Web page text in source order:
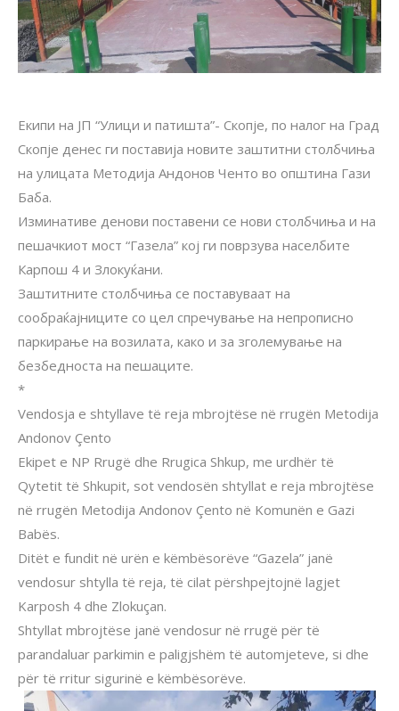
Екипи на ЈП “Улици и патишта”- Скопје, по налог на Град
Скопје денес ги поставија новите заштитни столбчиња
на улицата Методија Андонов Ченто во општина Гази
Баба.
Изминативе денови поставени се нови столбчиња и на
пешачкиот мост “Газела” кој ги поврзува населбите
Карпош 4 и Злокуќани.
Заштитните столбчиња се поставуваат на
сообраќајниците со цел спречување на непрописно
паркирање на возилата, како и за зголемување на
безбедноста на пешаците.
*
Vendosja e shtyllave të reja mbrojtëse në rrugën Metodija
Andonov Çento
Ekipet e NP Rrugë dhe Rrugica Shkup, me urdhër të
Qytetit të Shkupit, sot vendosën shtyllat e reja mbrojtëse
në rrugën Metodija Andonov Çento në Komunën e Gazi
Babës.
Ditët e fundit në urën e këmbësorëve “Gazela” janë
vendosur shtylla të reja, të cilat përshpejtojnë lagjet
Karposh 4 dhe Zlokuçan.
Shtyllat mbrojtëse janë vendosur në rrugë për të
parandaluar parkimin e paligjshëm të automjeteve, si dhe
për të rritur sigurinë e këmbësorëve.